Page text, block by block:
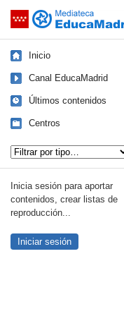
Saltar navegación
Inicio
Canal EducaMadrid
Últimos contenidos
Centros
Inicia sesión para aportar
contenidos, crear listas de
reproducción...
Iniciar sesión